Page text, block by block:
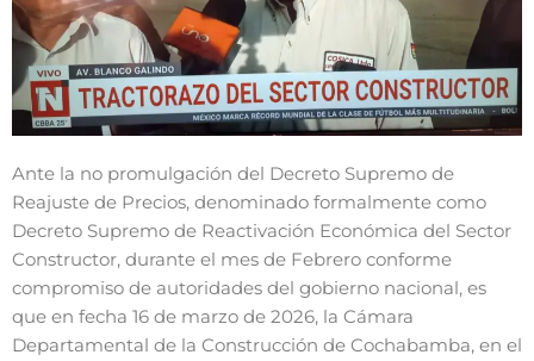
Ante la no promulgación del Decreto Supremo de
Reajuste de Precios, denominado formalmente como
Decreto Supremo de Reactivación Económica del Sector
Constructor, durante el mes de Febrero conforme
compromiso de autoridades del gobierno nacional, es
que en fecha 16 de marzo de 2026, la Cámara
Departamental de la Construcción de Cochabamba, en el